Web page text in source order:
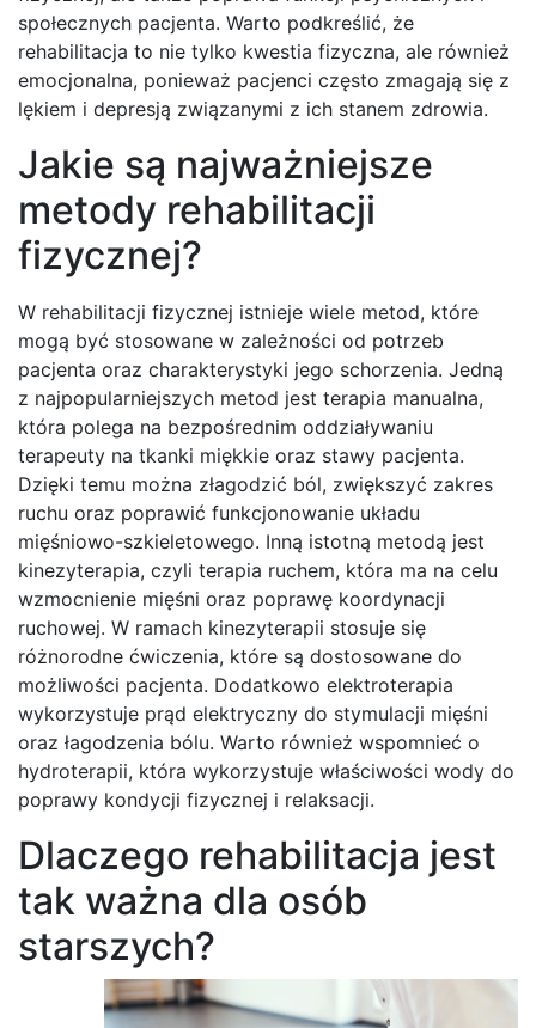
społecznych pacjenta. Warto podkreślić, że
rehabilitacja to nie tylko kwestia fizyczna, ale również
emocjonalna, ponieważ pacjenci często zmagają się z
lękiem i depresją związanymi z ich stanem zdrowia.
Jakie są najważniejsze
metody rehabilitacji
fizycznej?
W rehabilitacji fizycznej istnieje wiele metod, które
mogą być stosowane w zależności od potrzeb
pacjenta oraz charakterystyki jego schorzenia. Jedną
z najpopularniejszych metod jest terapia manualna,
która polega na bezpośrednim oddziaływaniu
terapeuty na tkanki miękkie oraz stawy pacjenta.
Dzięki temu można złagodzić ból, zwiększyć zakres
ruchu oraz poprawić funkcjonowanie układu
mięśniowo-szkieletowego. Inną istotną metodą jest
kinezyterapia, czyli terapia ruchem, która ma na celu
wzmocnienie mięśni oraz poprawę koordynacji
ruchowej. W ramach kinezyterapii stosuje się
różnorodne ćwiczenia, które są dostosowane do
możliwości pacjenta. Dodatkowo elektroterapia
wykorzystuje prąd elektryczny do stymulacji mięśni
oraz łagodzenia bólu. Warto również wspomnieć o
hydroterapii, która wykorzystuje właściwości wody do
poprawy kondycji fizycznej i relaksacji.
Dlaczego rehabilitacja jest
tak ważna dla osób
starszych?